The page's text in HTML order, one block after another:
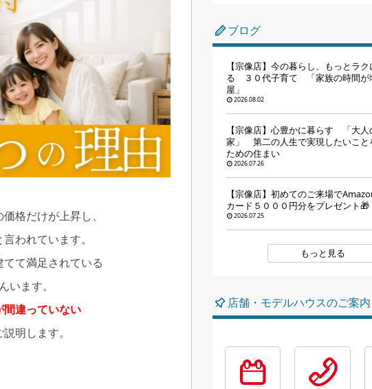
格だけが上昇し、
われています。
て満足されている
います。
間違っていない
説明します。
ブログ
【宗像店】今の暮らし、もっとラク
る ３０代子育て 「家族の時間が
屋」
2026.08.02
【宗像店】心豊かに暮らす 「大人
家」 第二の人生で実現したいこと
ための住まい
2026.07.26
【宗像店】初めてのご来場で
カード５０００円分をプレゼント🎁
2026.07.25
もっと見る
店舗・モデルハウスのご案内